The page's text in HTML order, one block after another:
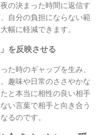
の決まった時間に返信す
自分の負担にならない範
幅に軽減できます。
を反映させる
た時のギャップを生み、
趣味や日常のささやかな
と本当に相性の良い相手
い言葉で相手と向き合う
るのです。